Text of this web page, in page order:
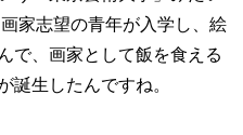
家志望の青年が入学し、絵
で、画家として飯を食える
誕生したんですね。